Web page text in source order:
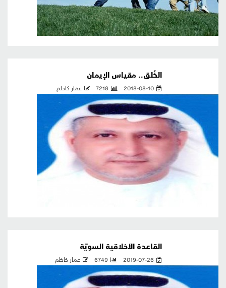
الخُلق.. مقياس الإيمان
2018-08-10
7218 عمار كاظم
القاعدة الأخلاقية السويّة
2019-07-26
6749 عمار كاظم